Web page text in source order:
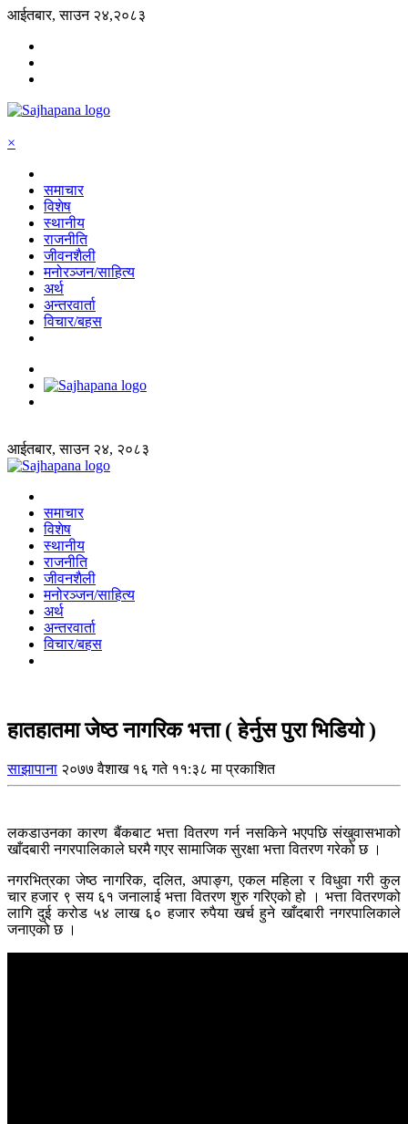
आईतबार, साउन २४,२०८३
×
समाचार
विशेष
स्थानीय
राजनीति
जीवनशैली
मनोरञ्जन/साहित्य
अर्थ
अन्तरवार्ता
विचार/बहस
आईतबार, साउन २४, २०८३
समाचार
विशेष
स्थानीय
राजनीति
जीवनशैली
मनोरञ्जन/साहित्य
अर्थ
अन्तरवार्ता
विचार/बहस
हातहातमा जेष्ठ नागरिक भत्ता ( हेर्नुस पुरा भिडियो )
साझापाना २०७७ वैशाख १६ गते ११:३८ मा प्रकाशित
लकडाउनका कारण बैंकबाट भत्ता वितरण गर्न नसकिने भएपछि संखुवासभाको
खाँदबारी नगरपालिकाले घरमै गएर सामाजिक सुरक्षा भत्ता वितरण गरेको छ ।
नगरभित्रका जेष्ठ नागरिक, दलित, अपाङ्ग, एकल महिला र विधुवा गरी कुल
चार हजार ९ सय ६१ जनालाई भत्ता वितरण शुरु गरिएको हो । भत्ता वितरणको
लागि दुई करोड ५४ लाख ६० हजार रुपैया खर्च हुने खाँदबारी नगरपालिकाले
जनाएको छ ।